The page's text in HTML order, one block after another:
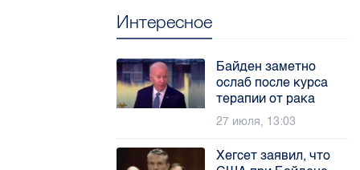
Интересное
Байден заметно
ослаб после курса
терапии от рака
27 июля, 13:03
Хегсет заявил, что